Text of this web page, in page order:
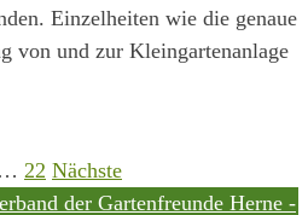
Einzelheiten wie die genaue
von und zur Kleingartenanlage
… 22 Nächste
der Gartenfreunde Herne -